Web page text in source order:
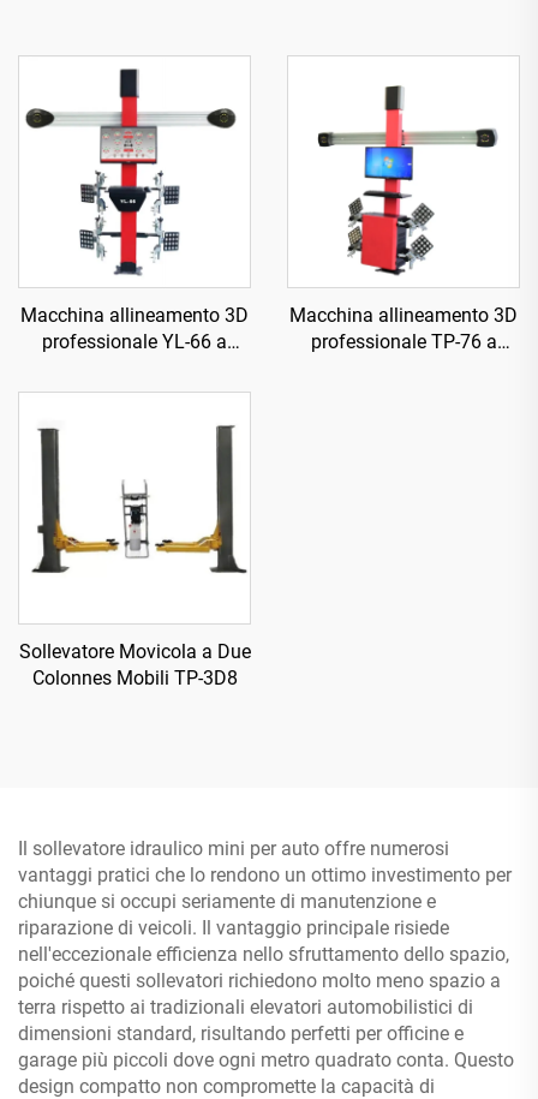
Macchina allineamento 3D
professionale YL-66 a
Macchina allineamento 3D
professionale TP-76 a
Sollevatore Movicola a Due
Colonnes Mobili TP-3D8
Il sollevatore idraulico mini per auto offre numerosi
vantaggi pratici che lo rendono un ottimo investimento per
chiunque si occupi seriamente di manutenzione e
riparazione di veicoli. Il vantaggio principale risiede
nell'eccezionale efficienza nello sfruttamento dello spazio,
poiché questi sollevatori richiedono molto meno spazio a
terra rispetto ai tradizionali elevatori automobilistici di
dimensioni standard, risultando perfetti per officine e
garage più piccoli dove ogni metro quadrato conta. Questo
design compatto non compromette la capacità di